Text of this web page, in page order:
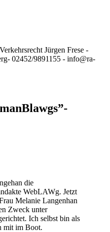
Jürgen Frese -
02452/9891155 - info@ra-
die
WebLAWg. Jetzt
Melanie Langenhan
Zweck unter
Ich selbst bin als
mit im Boot.